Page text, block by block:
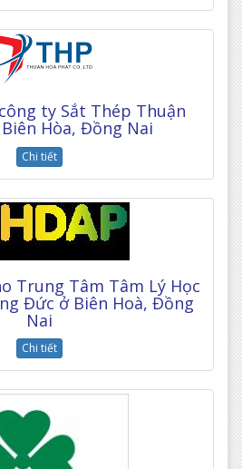
ty Sắt Thép Thuận
Hòa, Đồng Nai
Chi tiết
Trung Tâm Tâm Lý Học
Đức ở Biên Hoà, Đồng
Nai
Chi tiết